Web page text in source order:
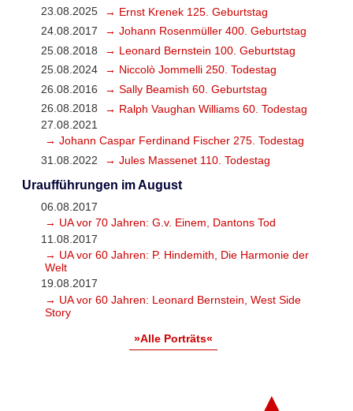
23.08.2025
→ Ernst Krenek 125. Geburtstag
24.08.2017
→ Johann Rosenmüller 400. Geburtstag
25.08.2018
→ Leonard Bernstein 100. Geburtstag
25.08.2024
→ Niccolò Jommelli 250. Todestag
26.08.2016
→ Sally Beamish 60. Geburtstag
26.08.2018
→ Ralph Vaughan Williams 60. Todestag
27.08.2021
→ Johann Caspar Ferdinand Fischer 275. Todestag
31.08.2022
→ Jules Massenet 110. Todestag
Uraufführungen im August
06.08.2017
→ UA vor 70 Jahren: G.v. Einem, Dantons Tod
11.08.2017
→ UA vor 60 Jahren: P. Hindemith, Die Harmonie der
Welt
19.08.2017
→ UA vor 60 Jahren: Leonard Bernstein, West Side
Story
»Alle Porträts«
▲